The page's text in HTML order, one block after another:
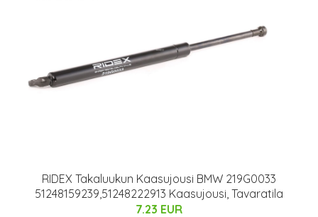
RIDEX Takaluukun Kaasujousi BMW 219G0033
51248159239,51248222913 Kaasujousi, Tavaratila
7.23 EUR